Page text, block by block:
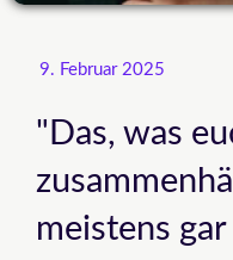
9. Februar 2025
"Das, was
meistens